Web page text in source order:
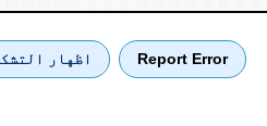
Report Error اظهار